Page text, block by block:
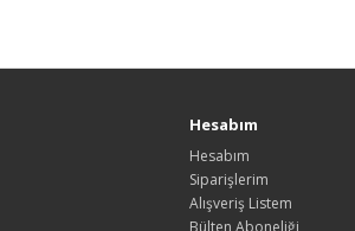
Hesabım
Hesabım
Siparişlerim
Alışveriş Listem